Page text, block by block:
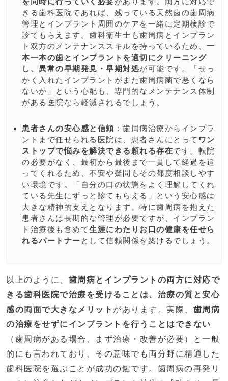
きる歯科医院であれば、残っている天然歯の歯周病
管理とインプラント周囲のケアを一緒に定期検診で
診てもらえます。歯科衛生士も歯周病とインプラン
ト双方のメンテナンススキルを持っているため、 一
本一本の歯とインプラントを適切にクリーニング
し、異常の早期発見・早期対処が可能です。「せっ
かく入れたインプラントがまた歯周病菌で悪くなら
ないか」という心配も、専門的なメンテナンス体制
がある医院なら軽減されるでしょう。
患者さんの安心感と信頼 ：歯周病治療からインプラ
ントまで任せられる医院は、患者さんにとって ワン
ストップで悩みを解決できる頼れる存在です。転院
の必要がなく、最初から最後まで一貫して経過を追
ってくれるため、不安や疑問もその都度相談しやす
い環境です。「自分の口の状態をよく理解してくれ
ている先生にずっと診てもらえる」という安心感は
大きな精神的支えとなります。特に歯周病を抱えた
患者さんは長期的な管理が必要ですが、インプラン
ト治療後も含めて生涯にわたりお口の健康を任せら
れるパートナー として信頼関係を築けるでしょう。
以上のように、 歯周病とインプラントの両方に対応で
きる歯科医院で治療を受けることは、治療の質と安心
感の両面で大きなメリット があります。実際、 歯周病
の治療をせずにインプラントを行うことはできない
（歯周病がある場合、まず治療・改善が必要）と一般
的にも言われており、その意味でも両分野に精通した
歯科医院を選ぶことが成功の鍵です。歯周病の再発リ